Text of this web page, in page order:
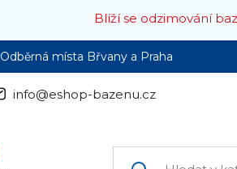
Blíží se odzimování
Odběrná místa Břvany a Praha
info@eshop-bazenu.cz